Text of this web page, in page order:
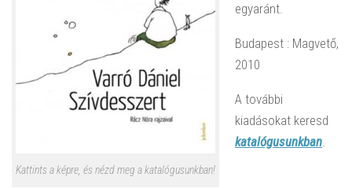
Kattints a képre, és nézd meg a katalógusunkban!
egyaránt.
Budapest : Magvető,
2010
A további
kiadásokat keresd
katalógusunkban